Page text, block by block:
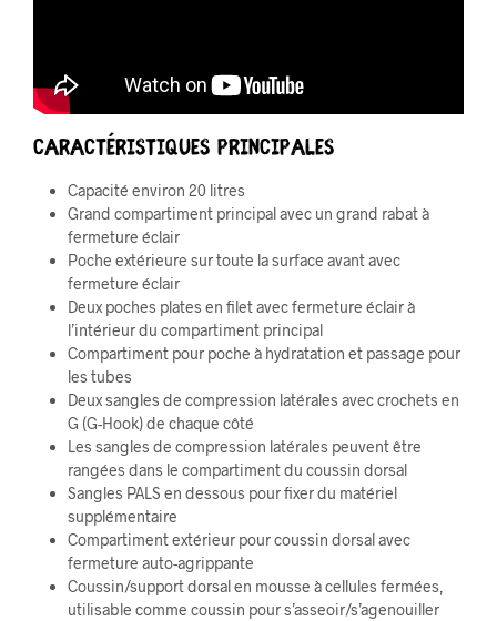
CARACTÉRISTIQUES PRINCIPALES
Capacité environ 20 litres
Grand compartiment principal avec un grand rabat à
fermeture éclair
Poche extérieure sur toute la surface avant avec
fermeture éclair
Deux poches plates en filet avec fermeture éclair à
l’intérieur du compartiment principal
Compartiment pour poche à hydratation et passage pour
les tubes
Deux sangles de compression latérales avec crochets en
G (G-Hook) de chaque côté
Les sangles de compression latérales peuvent être
rangées dans le compartiment du coussin dorsal
Sangles PALS en dessous pour fixer du matériel
supplémentaire
Compartiment extérieur pour coussin dorsal avec
fermeture auto-agrippante
Coussin/support dorsal en mousse à cellules fermées,
utilisable comme coussin pour s’asseoir/s’agenouiller